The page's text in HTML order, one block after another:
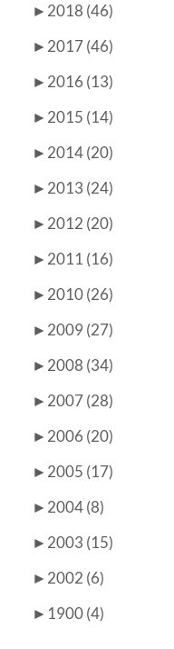
► 2018 (46)
► 2017 (46)
► 2016 (13)
► 2015 (14)
► 2014 (20)
► 2013 (24)
► 2012 (20)
► 2011 (16)
► 2010 (26)
► 2009 (27)
► 2008 (34)
► 2007 (28)
► 2006 (20)
► 2005 (17)
► 2004 (8)
► 2003 (15)
► 2002 (6)
► 1900 (4)